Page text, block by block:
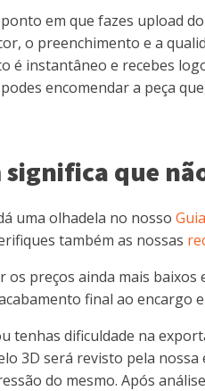
em que fazes upload
o preenchimento e a
é instantâneo e recebes
encomendar a peça
que
uma olhadela no nosso
também as nossas
os preços ainda mais
final ao encargo
tenhas dificuldade na
3D será revisto pela
do mesmo. Após